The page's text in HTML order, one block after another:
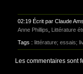
02:19 Écrit par Claude
Anne Phillips
Littérature
Tags : littérature; essais;
Les commentaires sont